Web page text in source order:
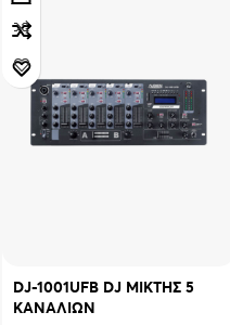
DJ-1001UFB DJ ΜΙΚΤΗΣ 5
ΚΑΝΑΛΙΩΝ